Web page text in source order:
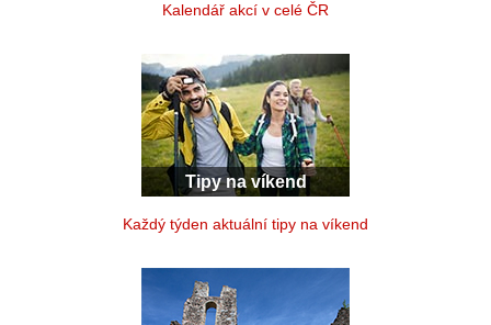
Kalendář akcí v celé ČR
Tipy na víkend
Každý týden aktuální tipy na víkend